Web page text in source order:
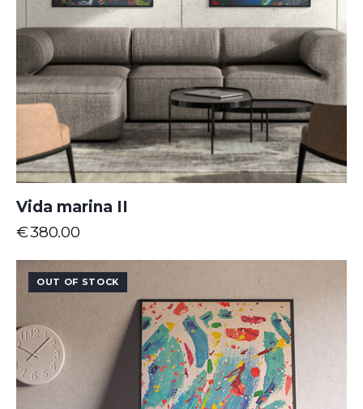
Vida marina II
€380.00
OUT OF STOCK